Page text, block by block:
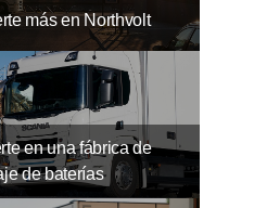
más en Northvolt
en una fábrica de
de baterías